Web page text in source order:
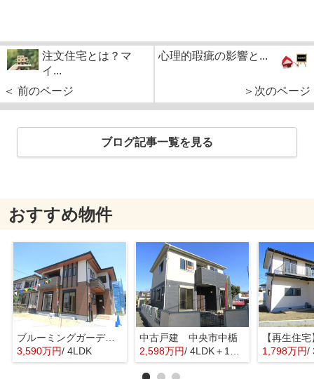
注文住宅とは？マ
イ...
＜ 前のページ
心理的瑕疵の影響と...
＞次のページ
ブログ記事一覧を見る
おすすめ物件
ブルーミングガーデン甲府市宮原町 1号棟
3,590万円/ 4LDK
中古戸建 中央市中楯
2,598万円/ 4LDK＋1S(納戸) 1,798万円/